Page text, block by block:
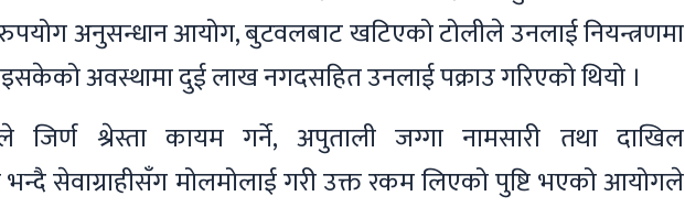
अनुसन्धान आयोग, बुटवलबाट खटिएको टोलीले उनलाई नियन्त्रणमा
अवस्थामा दुई लाख नगदसहित उनलाई पक्राउ गरिएको थियो ।
जिर्ण श्रेस्ता कायम गर्ने, अपुताली जग्गा नामसारी तथा दाखिल
सेवाग्राहीसँग मोलमोलाई गरी उक्त रकम लिएको पुष्टि भएको आयोगले